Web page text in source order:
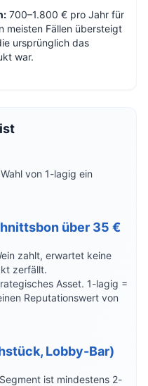
700–1.800 € pro Jahr für
meisten Fällen übersteigt
ursprünglich das
war.
von 1-lagig ein
über 35 €
zahlt, erwartet keine
zerfällt.
Asset. 1-lagig =
Reputationswert von
Lobby-Bar)
ist mindestens 2-